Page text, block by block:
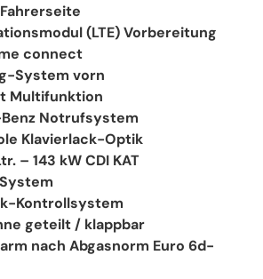
(LTE) Vorbereitung
connect
System vorn
Multifunktion
Notrufsystem
Klavierlack-Optik
– 143 kW CDI KAT
Kontrollsystem
geteilt / klappbar
nach Abgasnorm Euro 6d-